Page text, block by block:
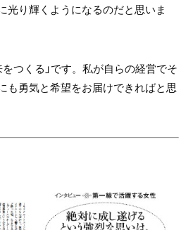
光り輝くようになるのだと思いま
つくる」です。私が自らの経営でそ
も勇気と希望をお届けできればと思